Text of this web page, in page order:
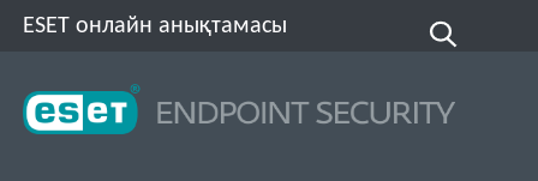
ESET онлайн анықтамасы